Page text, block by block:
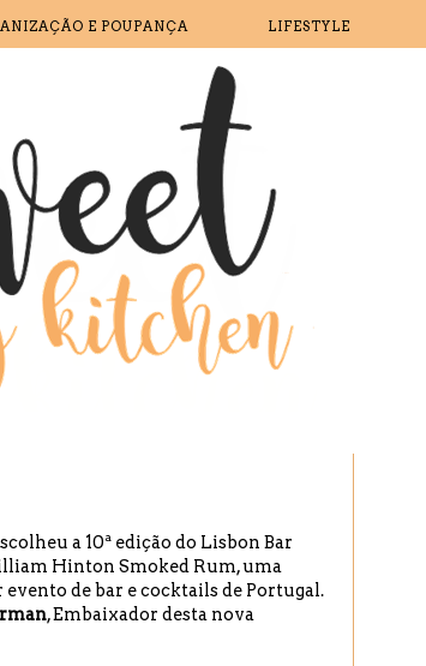
E POUPANÇA LIFESTYLE
a 10ª edição do Lisbon Bar
Hinton Smoked Rum, uma
de bar e cocktails de Portugal.
, Embaixador desta nova